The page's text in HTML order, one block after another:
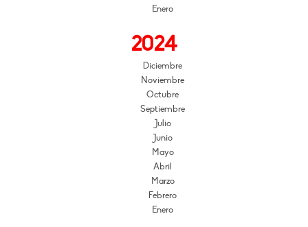
Enero
2024
Diciembre
Noviembre
Octubre
Septiembre
Julio
Junio
Mayo
Abril
Marzo
Febrero
Enero